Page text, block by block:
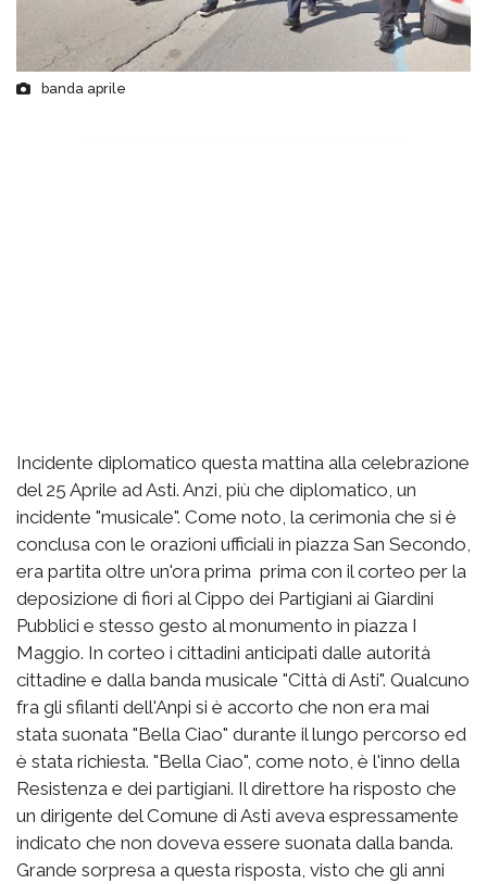
banda aprile
Incidente diplomatico questa mattina alla celebrazione
del 25 Aprile ad Asti. Anzi, più che diplomatico, un
incidente "musicale". Come noto, la cerimonia che si è
conclusa con le orazioni ufficiali in piazza San Secondo,
era partita oltre un'ora prima prima con il corteo per la
deposizione di fiori al Cippo dei Partigiani ai Giardini
Pubblici e stesso gesto al monumento in piazza I
Maggio. In corteo i cittadini anticipati dalle autorità
cittadine e dalla banda musicale "Città di Asti". Qualcuno
fra gli sfilanti dell'Anpi si è accorto che non era mai
stata suonata "Bella Ciao" durante il lungo percorso ed
è stata richiesta. "Bella Ciao", come noto, è l'inno della
Resistenza e dei partigiani. Il direttore ha risposto che
un dirigente del Comune di Asti aveva espressamente
indicato che non doveva essere suonata dalla banda.
Grande sorpresa a questa risposta, visto che gli anni